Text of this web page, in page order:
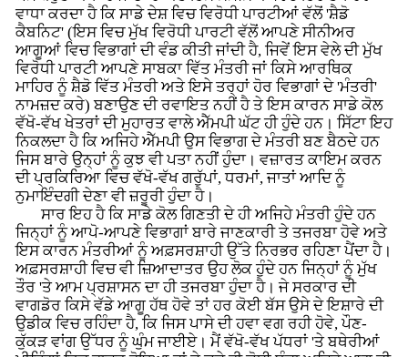
ਵਾਧਾ ਕਰਦਾ ਹੈ ਕਿ ਸਾਡੇ ਦੇਸ਼ ਵਿਚ ਵਿਰੋਧੀ ਪਾਰਟੀਆਂ ਵੱਲੋਂ 'ਸ਼ੈਡੋ
ਕੈਬਨਿਟ' (ਇਸ ਵਿਚ ਮੁੱਖ ਵਿਰੋਧੀ ਪਾਰਟੀ ਵੱਲੋਂ ਆਪਣੇ ਸੀਨੀਅਰ
ਆਗੂਆਂ ਵਿਚ ਵਿਭਾਗਾਂ ਦੀ ਵੰਡ ਕੀਤੀ ਜਾਂਦੀ ਹੈ, ਜਿਵੇਂ ਇਸ ਵੇਲੇ ਦੀ ਮੁੱਖ
ਵਿਰੋਧੀ ਪਾਰਟੀ ਆਪਣੇ ਸਾਬਕਾ ਵਿੱਤ ਮੰਤਰੀ ਜਾਂ ਕਿਸੇ ਆਰਥਿਕ
ਮਾਹਿਰ ਨੂੰ ਸ਼ੈਡੋ ਵਿੱਤ ਮੰਤਰੀ ਅਤੇ ਇਸੇ ਤਰ੍ਹਾਂ ਹੋਰ ਵਿਭਾਗਾਂ ਦੇ 'ਮੰਤਰੀ'
ਨਾਮਜ਼ਦ ਕਰੇ) ਬਣਾਉਣ ਦੀ ਰਵਾਇਤ ਨਹੀਂ ਹੈ ਤੇ ਇਸ ਕਾਰਨ ਸਾਡੇ ਕੋਲ
ਵੱਖੋ-ਵੱਖ ਖੇਤਰਾਂ ਦੀ ਮੁਹਾਰਤ ਵਾਲੇ ਐੱਮਪੀ ਘੱਟ ਹੀ ਹੁੰਦੇ ਹਨ। ਸਿੱਟਾ ਇਹ
ਨਿਕਲਦਾ ਹੈ ਕਿ ਅਜਿਹੇ ਐੱਮਪੀ ਉਸ ਵਿਭਾਗ ਦੇ ਮੰਤਰੀ ਬਣ ਬੈਠਦੇ ਹਨ
ਜਿਸ ਬਾਰੇ ਉਨ੍ਹਾਂ ਨੂੰ ਕੁਝ ਵੀ ਪਤਾ ਨਹੀਂ ਹੁੰਦਾ। ਵਜ਼ਾਰਤ ਕਾਇਮ ਕਰਨ
ਦੀ ਪ੍ਰਕਿਰਿਆ ਵਿਚ ਵੱਖੋ-ਵੱਖ ਗਰੁੱਪਾਂ, ਧਰਮਾਂ, ਜਾਤਾਂ ਆਦਿ ਨੂੰ
ਨੁਮਾਇੰਦਗੀ ਦੇਣਾ ਵੀ ਜ਼ਰੂਰੀ ਹੁੰਦਾ ਹੈ।
ਸਾਰ ਇਹ ਹੈ ਕਿ ਸਾਡੇ ਕੋਲ ਗਿਣਤੀ ਦੇ ਹੀ ਅਜਿਹੇ ਮੰਤਰੀ ਹੁੰਦੇ ਹਨ
ਜਿਨ੍ਹਾਂ ਨੂੰ ਆਪੋ-ਆਪਣੇ ਵਿਭਾਗਾਂ ਬਾਰੇ ਜਾਣਕਾਰੀ ਤੇ ਤਜਰਬਾ ਹੋਵੇ ਅਤੇ
ਇਸ ਕਾਰਨ ਮੰਤਰੀਆਂ ਨੂੰ ਅਫ਼ਸਰਸ਼ਾਹੀ ਉੱਤੇ ਨਿਰਭਰ ਰਹਿਣਾ ਪੈਂਦਾ ਹੈ।
ਅਫ਼ਸਰਸ਼ਾਹੀ ਵਿਚ ਵੀ ਜ਼ਿਆਦਾਤਰ ਉਹ ਲੋਕ ਹੁੰਦੇ ਹਨ ਜਿਨ੍ਹਾਂ ਨੂੰ ਮੁੱਖ
ਤੌਰ 'ਤੇ ਆਮ ਪ੍ਰਸ਼ਾਸਨ ਦਾ ਹੀ ਤਜਰਬਾ ਹੁੰਦਾ ਹੈ। ਜੇ ਸਰਕਾਰ ਦੀ
ਵਾਗਡੋਰ ਕਿਸੇ ਵੱਡੇ ਆਗੂ ਹੱਥ ਹੋਵੇ ਤਾਂ ਹਰ ਕੋਈ ਬੱਸ ਉਸੇ ਦੇ ਇਸ਼ਾਰੇ ਦੀ
ਉਡੀਕ ਵਿਚ ਰਹਿੰਦਾ ਹੈ, ਕਿ ਜਿਸ ਪਾਸੇ ਦੀ ਹਵਾ ਵਗ ਰਹੀ ਹੋਵੇ, ਪੌਣ-
ਕੁੱਕੜ ਵਾਂਗ ਉੱਧਰ ਨੂੰ ਘੁੰਮ ਜਾਈਏ। ਮੈਂ ਵੱਖੋ-ਵੱਖ ਪੱਧਰਾਂ 'ਤੇ ਬਥੇਰੀਆਂ